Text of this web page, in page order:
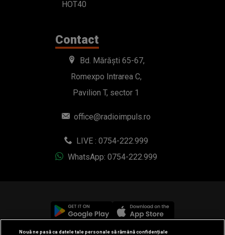
HOT40
Contact
Bd. Mărăști 65-67,
Romexpo Intrarea C,
Pavilion T, sector 1
office@radioimpuls.ro
LIVE : 0754-222.999
WhatsApp: 0754-222.999
Nouă ne pasă ca datele tale personale să rămână confidențiale